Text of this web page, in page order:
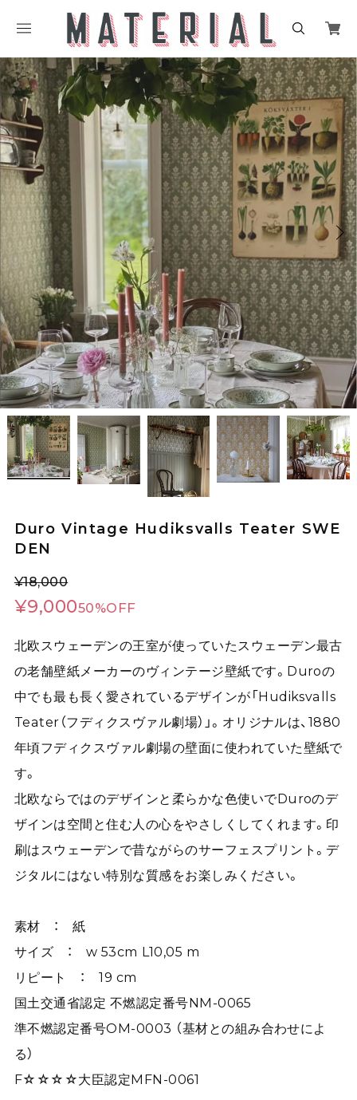
Duro Vintage Hudiksvalls Teater SWE
DEN
¥18,000
¥9,00050%OFF
北欧スウェーデンの王室が使っていたスウェーデン最古
の老舗壁紙メーカーのヴィンテージ壁紙です。Duroの
中でも最も長く愛されているデザインが「Hudiksvalls
Teater（フディクスヴァル劇場）」。オリジナルは、1880
年頃フディクスヴァル劇場の壁面に使われていた壁紙で
す。
北欧ならではのデザインと柔らかな色使いでDuroのデ
ザインは空間と住む人の心をやさしくしてくれます。印
刷はスウェーデンで昔ながらのサーフェスプリント。デ
ジタルにはない特別な質感をお楽しみください。
素材 ： 紙
サイズ ： w 53cm L10,05 m
リピート ： 19 cm
国土交通省認定 不燃認定番号NM-0065
準不燃認定番号OM-0003 （基材との組み合わせによ
る）
F☆☆☆☆大臣認定MFN-0061